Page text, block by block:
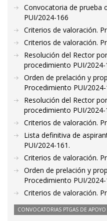
Convocatoria de prueba
PUI/2024-166
Criterios de valoración.
Criterios de valoración.
Resolución del Rector
procedimiento PUI/2024-
Orden de prelación y
Procedimiento PUI/2024-
Resolución del Rector
procedimiento PUI/2024-
Criterios de valoración.
Lista definitiva de
PUI/2024-161.
Criterios de valoración.
Orden de prelación y
Procedimiento PUI/2024-
Criterios de valoración.
CONVOCATORIAS PTGAS DE